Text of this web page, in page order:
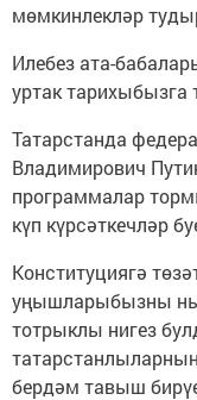
мөмкинлекләр
Илебез ата-
уртак тарихыбызга
Татарстанда
Владимирович
программалар
күп күрсәткечләр
Конституциягә
уңышларыбызны
тотрыклы нигез
бердәм тавыш